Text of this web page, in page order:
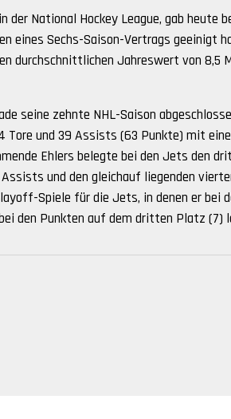
der National Hockey League, gab heute
eines Sechs-Saison-Vertrags geeinigt
durchschnittlichen Jahreswert von 8,5
seine zehnte NHL-Saison
Tore und 39 Assists (63 Punkte) mit
Ehlers belegte bei den Jets den
und den gleichauf liegenden
Spiele für die Jets, in denen er bei
den Punkten auf dem dritten Platz (7)